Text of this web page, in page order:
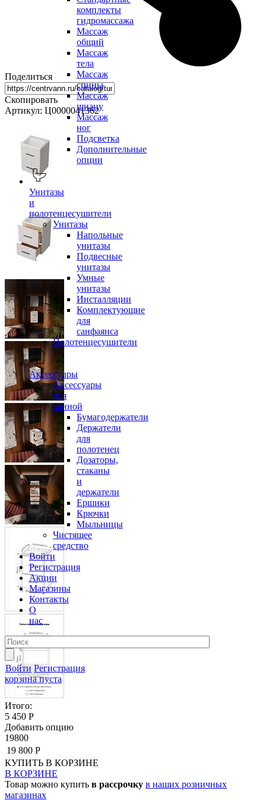
комплекты
гидромассажа
Массаж
общий
Массаж
тела
Массаж
спины
Массаж
шиацу
Массаж
ног
Подсветка
Дополнительные
опции
Унитазы
и
полотенцесушители
Унитазы
Напольные
унитазы
Подвесные
унитазы
Умные
унитазы
Инсталляции
Комплектующие
для
санфаянса
Полотенцесушители
Аксессуары
Аксессуары
для
ванной
Бумагодержатели
Держатели
для
полотенец
Дозаторы,
стаканы
и
держатели
Ершики
Крючки
Мыльницы
Чистящее
средство
Войти
Регистрация
Акции
Магазины
Контакты
О
нас
Войти Регистрация
корзина пуста
Поделиться
Скопировать
Артикул: Ц0000041362
Итого:
5 450 Р
Добавить опцию
19800
19 800 Р
КУПИТЬ В КОРЗИНЕ
В КОРЗИНЕ
Товар можно купить в рассрочку в наших розничных
магазинах